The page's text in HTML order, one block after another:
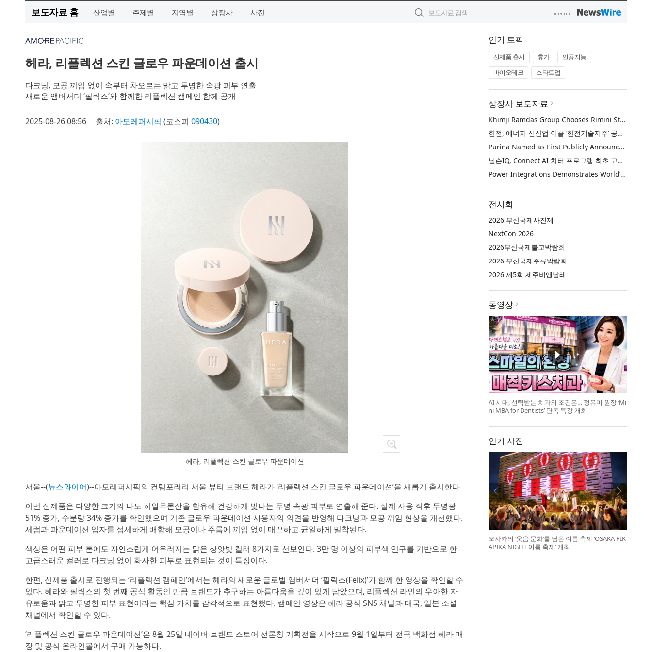
보도자료 홈 산업별 주제별 지역별 상장사 사진
헤라, 리플렉션 스킨 글로우 파운데이션 출시
다크닝, 모공 끼임 없이 속부터 차오르는 맑고 투명한 속광 피부 연출
새로운 앰버서더 ‘필릭스’와 함께한 리플렉션 캠페인 함께 공개
2025-08-26 08:56 출처: 아모레퍼시픽 (코스피 090430)
헤라, 리플렉션 스킨 글로우 파운데이션
서울--(뉴스와이어)--아모레퍼시픽의 컨템포러리 서울 뷰티 브랜드 헤라가 ‘리플렉션 스킨 글로우 파운데이션’을 새롭게 출시한다.
이번 신제품은 다양한 크기의 나노 히알루론산을 함유해 건강하게 빛나는 투명 속광 피부로 연출해 준다. 실제 사용 직후 투명광
51% 증가, 수분량 34% 증가를 확인했으며 기존 글로우 파운데이션 사용자의 의견을 반영해 다크닝과 모공 끼임 현상을 개선했다.
세럼과 파운데이션 입자를 섬세하게 배합해 모공이나 주름에 끼임 없이 매끈하고 균일하게 밀착된다.
색상은 어떤 피부 톤에도 자연스럽게 어우러지는 맑은 상앗빛 컬러 8가지로 선보인다. 3만 명 이상의 피부색 연구를 기반으로 한
고급스러운 컬러로 다크닝 없이 화사한 피부로 표현되는 것이 특징이다.
한편, 신제품 출시로 진행되는 ‘리플렉션 캠페인’에서는 헤라의 새로운 글로벌 앰버서더 ‘필릭스(Felix)’가 함께 한 영상을 확인할 수
있다. 헤라와 필릭스의 첫 번째 공식 활동인 만큼 브랜드가 추구하는 아름다움을 깊이 있게 담았으며, 리플렉션 라인의 우아한 자
유로움과 맑고 투명한 피부 표현이라는 핵심 가치를 감각적으로 표현했다. 캠페인 영상은 헤라 공식 SNS 채널과 태국, 일본 소셜
채널에서 확인할 수 있다.
‘리플렉션 스킨 글로우 파운데이션’은 8월 25일 네이버 브랜드 스토어 선론칭 기획전을 시작으로 9월 1일부터 전국 백화점 헤라 매
장 및 공식 온라인몰에서 구매 가능하다.
인기 토픽
신제품 출시 휴가
인공지능
바이오테크
스타트업
상장사 보도자료
Khimji Ramdas Group Chooses Rimini Street to Reduce SAP Support Costs, Protect 700+ Customizations and Reinvest Savings in Innovation
한전, 에너지 신산업 이끌 ‘한전기술지주’ 공식 출범
Purina Named as First Publicly Announced NIQ ConnectAI Charter Client
닐슨IQ, Connect AI 차터 프로그램 최초 고객사 ‘퓨리나’ 선정
Power Integrations Demonstrates World’s First 2200 V GaN Technology for Next-Era High-Voltage Power Systems
전시회
2026 부산국제사진제
NextCon 2026
2026부산국제불교박람회
2026 부산국제주류박람회
2026 제5회 제주비엔날레
동영상
AI 시대, 선택받는 치과의 조건은… 정유미 원장 ‘Mi
ni MBA for Dentists’ 단독 특강 개최
인기 사진
오사카의 ‘웃음 문화’를 담은 여름 축제 ‘OSAKA PIK
APIKA NIGHT 여름 축제’ 개최